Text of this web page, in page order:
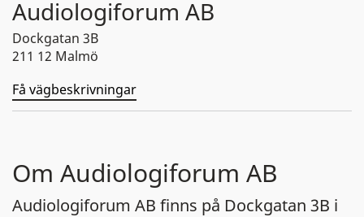
Audiologiforum AB
Dockgatan 3B
211 12 Malmö
Få vägbeskrivningar
Om Audiologiforum AB
Audiologiforum AB finns på Dockgatan 3B i